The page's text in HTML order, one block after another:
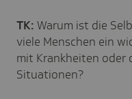
TK: Warum ist die
viele Menschen ein
mit Krankheiten oder
Situationen?